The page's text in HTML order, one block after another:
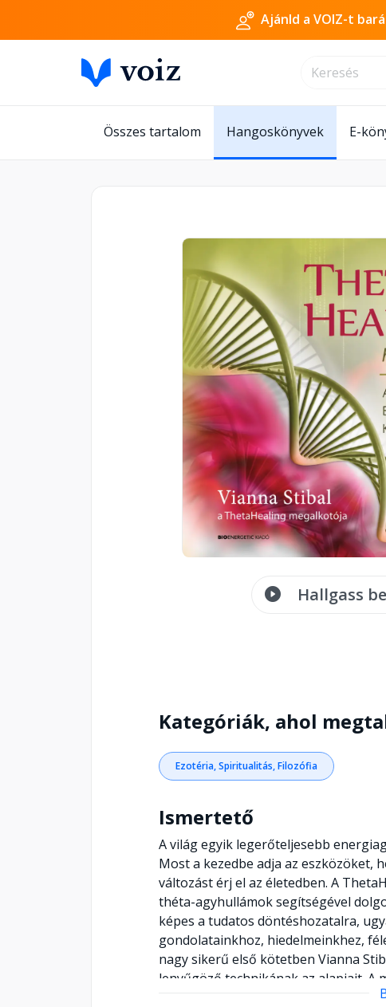
Ajánld a VOIZ-t
Összes tartalom Hangoskönyvek E-
Hallgass
Kategóriák, ahol
Ezotéria, Spiritualitás, Filozófia
Ismertető
A világ egyik legerőteljesebb
Most a kezedbe adja az eszközöket,
változást érj el az életedben. A
théta-agyhullámok segítségével
képes a tudatos döntéshozatalra,
gondolatainkhoz, hiedelmeinkhez,
nagy sikerű első kötetben Vianna
lenyűgöző technikának az alapjait. A
érzelemmunkához, valamint az